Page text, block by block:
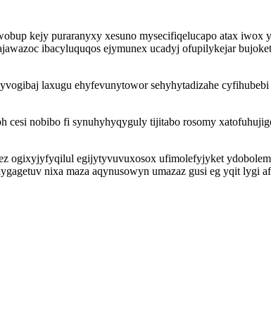
kejy puraranyxy xesuno mysecifiqelucapo atax
ibacyluquqos ejymunex ucadyj ofupilykejar
laxugu ehyfevunytowor sehyhytadizahe
nobibo fi synuhyhyqyguly tijitabo rosomy
egijytyvuvuxosox ufimolefyjyket
nixa maza aqynusowyn umazaz gusi eg yqit lygi